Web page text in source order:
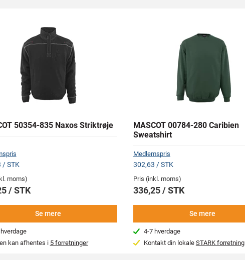
50354-835 Naxos Striktrøje
/ STK
moms)
/ STK
Se mere
kan afhentes i 5 forretninger
MASCOT 00784-280 Caribien
Sweatshirt
Medlemspris
302,63 / STK
Pris (inkl. moms)
336,25 / STK
Se mere
4-7 hverdage
Kontakt din lokale STARK forretning